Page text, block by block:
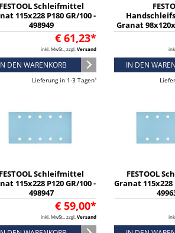
FESTOOL Schleifmittel
115x228 P180 GR/100 -
498949
€ 61,23*
inkl. MwSt., zzgl. Versand
DEN WARENKORB
Lieferung in 1-3 Tagen¹
Granat
IN DEN
FESTOOL Schleifmittel
115x228 P120 GR/100 -
498947
€ 59,00*
inkl. MwSt., zzgl. Versand
FESTOOL
Granat 115x228